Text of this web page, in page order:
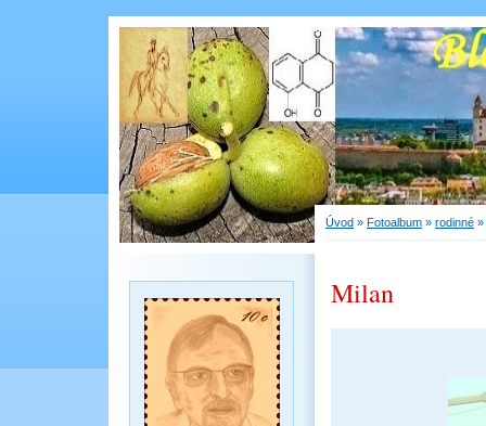
Úvod » Fotoalbum » rodinné »
Milan